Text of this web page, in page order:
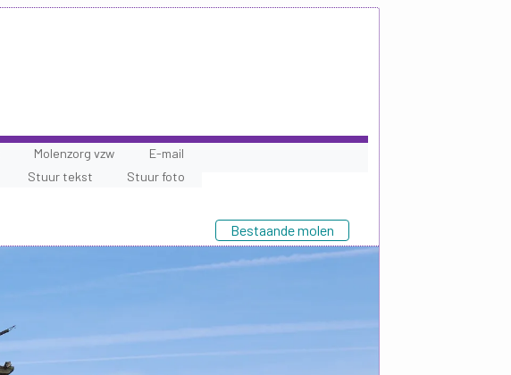
Stuur tekst Stuur foto
Molenzorg vzw E-mail
Bestaande molen